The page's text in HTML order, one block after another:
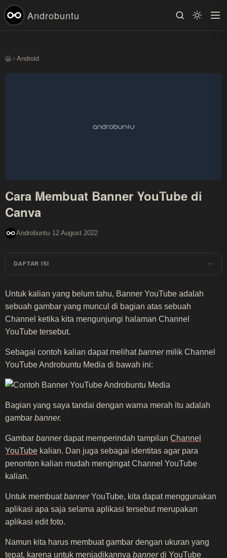
Androbuntu
BerandaAndroid
Cara Membuat Banner YouTube di
Canva
Androbuntu·12 August 2022
DAFTAR ISI
Untuk kalian yang belum tahu, Banner YouTube adalah
sebuah gambar yang muncul di bagian atas sebuah
Channel ketika kita mengunjungi halaman Channel
YouTube tersebut.
Sebagai contoh kalian dapat melihatbannermilik Channel
YouTube Androbuntu Media di bawah ini:
Bagian yang saya tandai dengan warna merah itu adalah
gambar banner.
Gambar bannerdapat memperindah tampilan Channel
YouTube kalian. Dan juga sebagai identitas agar para
penonton kalian mudah mengingat Channel YouTube
kalian.
Untuk membuatbannerYouTube, kita dapat menggunakan
aplikasi apa saja selama aplikasi tersebut merupakan
aplikasi edit foto.
Namun kita harus membuat gambar dengan ukuran yang
tepat, karena untuk menjadikannya bannerdi YouTube